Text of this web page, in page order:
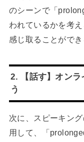
のシーンで「
われているかを考
感じ取ることができ
2. 【話す】オン
う
次に、スピーキン
用して、「